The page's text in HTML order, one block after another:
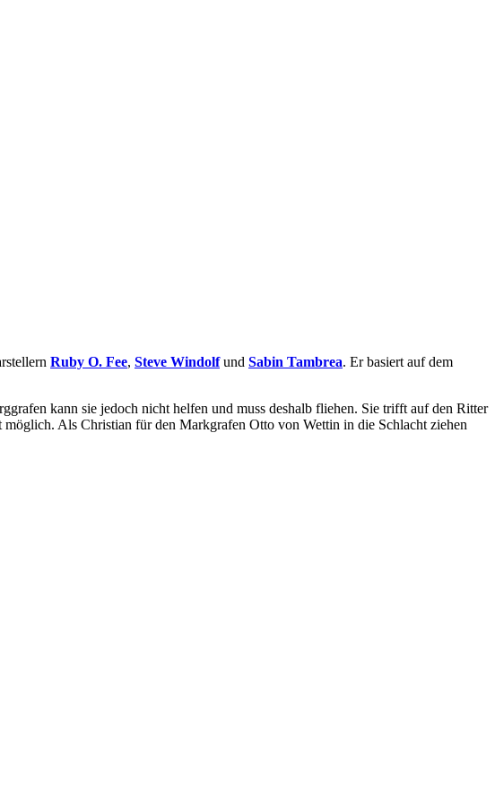
Ruby O. Fee, Steve Windolfund Sabin Tambrea. Er basiert auf dem
kann sie jedoch nicht helfen und muss deshalb fliehen. Sie trifft auf den Ritter
Als Christian für den Markgrafen Otto von Wettin in die Schlacht ziehen